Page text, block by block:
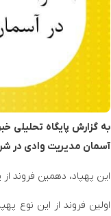
به گزارش پایگاه تحلیلی
آسمان مدیریت وادی در
این پهپاد، دهمین فروند
اولین فروند از این نوع